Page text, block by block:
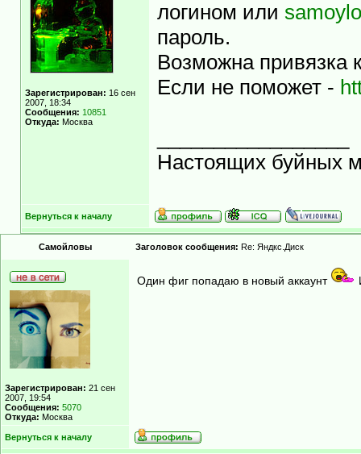
Зарегистрирован: 16 сен
2007, 18:34
Сообщения: 10851
Откуда: Москва
логином или
пароль.
Возможна привязка
Если не поможет -
Настоящих буйных
Вернуться к началу
Самойловы Заголовок сообщения: Re: Яндкс.Диск
Зарегистрирован: 21 сен
2007, 19:54
Сообщения: 5070
Откуда: Москва
Один фиг попадаю в новый аккаунт
Вернуться к началу